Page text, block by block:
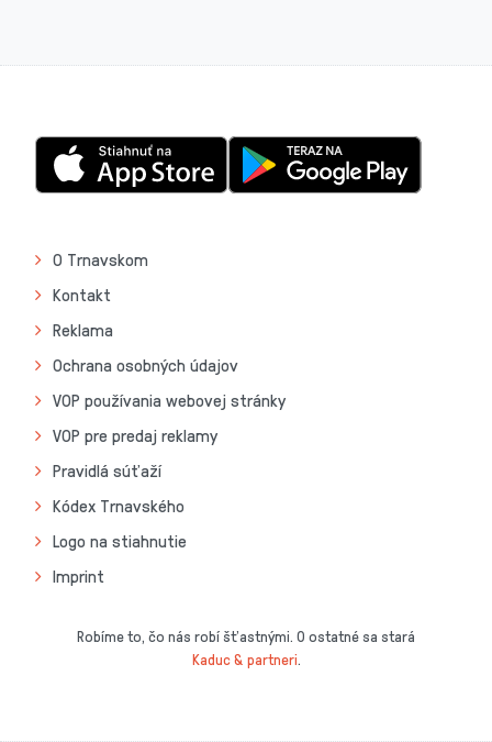
O Trnavskom
Kontakt
Reklama
Ochrana osobných údajov
VOP používania webovej stránky
VOP pre predaj reklamy
Pravidlá súťaží
Kódex Trnavského
Logo na stiahnutie
Imprint
Robíme to, čo nás robí šťastnými. O ostatné sa stará
Kaduc & partneri.